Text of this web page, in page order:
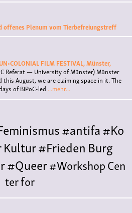
offenes Plenum vom Tierbefreiungstreff
FILM FESTIVAL, Münster,
Referat — University of Münster)Münster
August, we are claiming space in it. The
of BiPoC-led ...mehr...
#antifa#Ko
Kultur#FriedenBurg
#Queer#WorkshopCen
ter for
Polytreff#liveKonzert